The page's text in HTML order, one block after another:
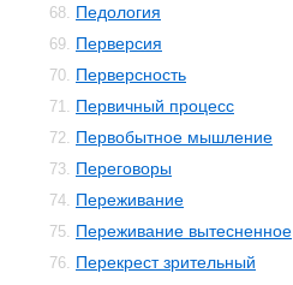
68. Педология
69. Перверсия
70. Перверсность
71. Первичный процесс
72. Первобытное мышление
73. Переговоры
74. Переживание
75. Переживание вытесненное
76. Перекрест зрительный